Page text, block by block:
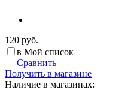
120 руб.
в Мой список
Сравнить
Получить в магазине
Наличие в магазинах: